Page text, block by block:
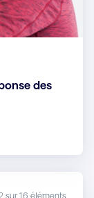
des
sur 16 éléments